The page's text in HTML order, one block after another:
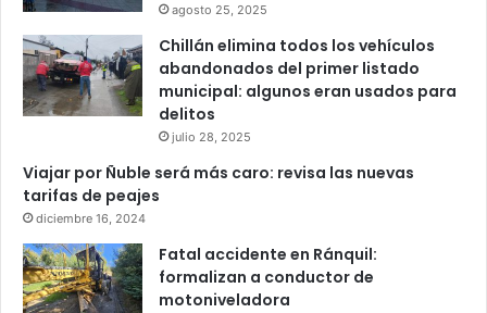
agosto 25, 2025
Chillán elimina todos los vehículos
abandonados del primer listado
municipal: algunos eran usados para
delitos
julio 28, 2025
Viajar por Ñuble será más caro: revisa las nuevas
tarifas de peajes
diciembre 16, 2024
Fatal accidente en Ránquil:
formalizan a conductor de
motoniveladora